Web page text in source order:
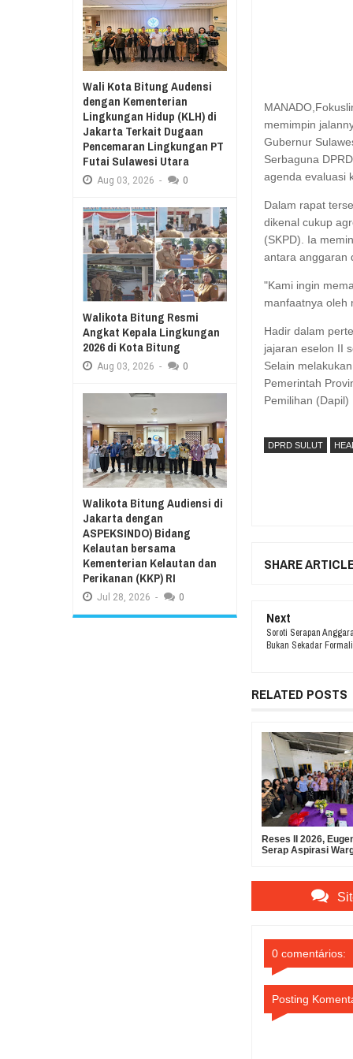
Aug
RESES II 2026, EUGENIE MANTIRI
Aug
memimpin
Gubernur
Serbaguna
agenda evaluasi
​Dalam rapat
dikenal cukup
(SKPD). Ia
antara anggaran
​"Kami ingin
manfaatnya oleh
​Hadir dalam
jajaran eselon II
Selain
Pemerintah
Pemilihan
DPRD SULUT
SHARE
Next
Soroti Serapan
Bukan Sekadar
RELATED POSTS
Reses II 2026,
Serap Aspirasi
0 comentários:
Posting
Wali Kota Bitung Audensi
dengan Kementerian
Lingkungan Hidup (KLH) di
Jakarta Terkait Dugaan
Pencemaran Lingkungan PT
Futai Sulawesi Utara
Aug 03, 2026 - 0
Walikota Bitung Resmi
Angkat Kepala Lingkungan
2026 di Kota Bitung
Aug 03, 2026 - 0
Walikota Bitung Audiensi di
Jakarta dengan
ASPEKSINDO) Bidang
Kelautan bersama
Kementerian Kelautan dan
Perikanan (KKP) RI
Jul 28, 2026 - 0
SAMBUT HUT
MANADO GELAR